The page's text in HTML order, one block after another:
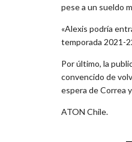
pese a un sueldo
«Alexis podría
temporada 2021-
Por último, la
convencido de
espera de Correa
ATON Chile.